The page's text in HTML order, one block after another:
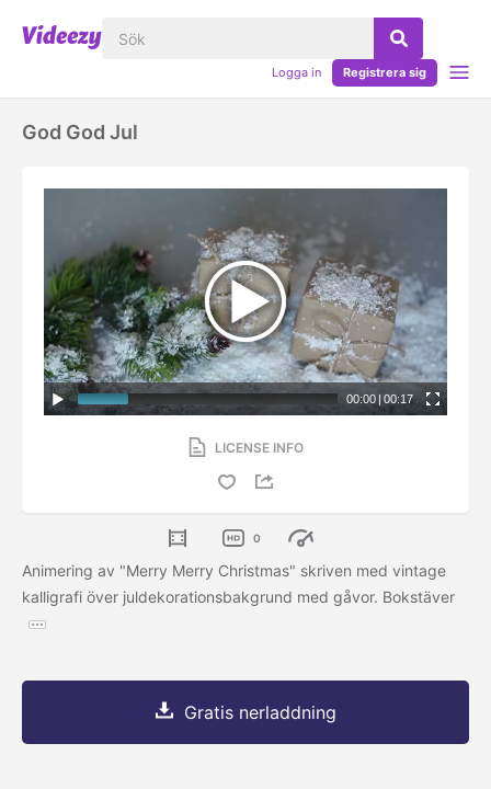
Logga in Registrera sig
God God Jul
00:00 | 00:17
LICENSE INFO
0
Animering av "Merry Merry Christmas" skriven med vintage
kalligrafi över juldekorationsbakgrund med gåvor. Bokstäver
Gratis nerladdning